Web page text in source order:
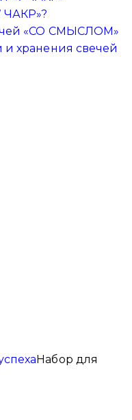
«СО СМЫСЛОМ»
и хранения свечей
Набор для